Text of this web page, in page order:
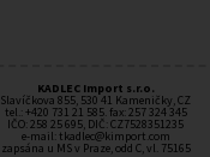
KADLEC Import s.r.o.
Slavíčkova 855, 530 41 Kameničky, CZ
tel.: +420 731 21 585. fax: 257 324 345
IČO: 258 25 695, DIČ: CZ7528351235
e-mail:tkadlec@kimport.com
zapsána u MS v Praze, odd C, vl. 75165